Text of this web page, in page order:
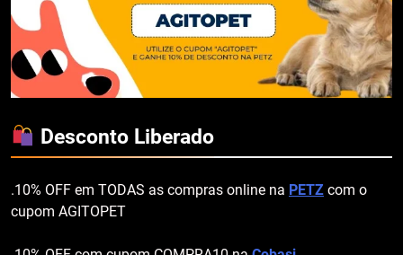
Desconto Liberado
.10% OFF em TODAS as compras online na PETZ com o
cupom AGITOPET